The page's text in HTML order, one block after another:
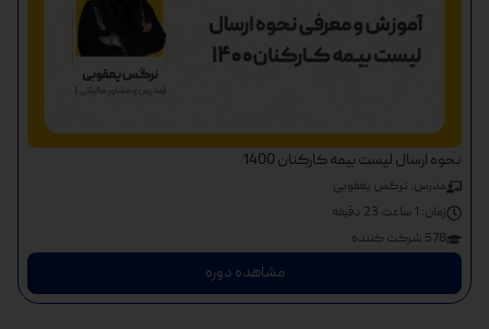
نحوه ارسال لیست بیمه کارکنان 1400
مدرس: نرگس یعقوبی
زمان: 1 ساعت 23 دقیقه
578 شرکت کننده
مشاهده دوره